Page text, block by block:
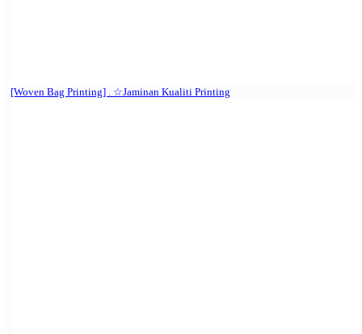
[Woven Bag Printing] . ☆Jaminan Kualiti Printing